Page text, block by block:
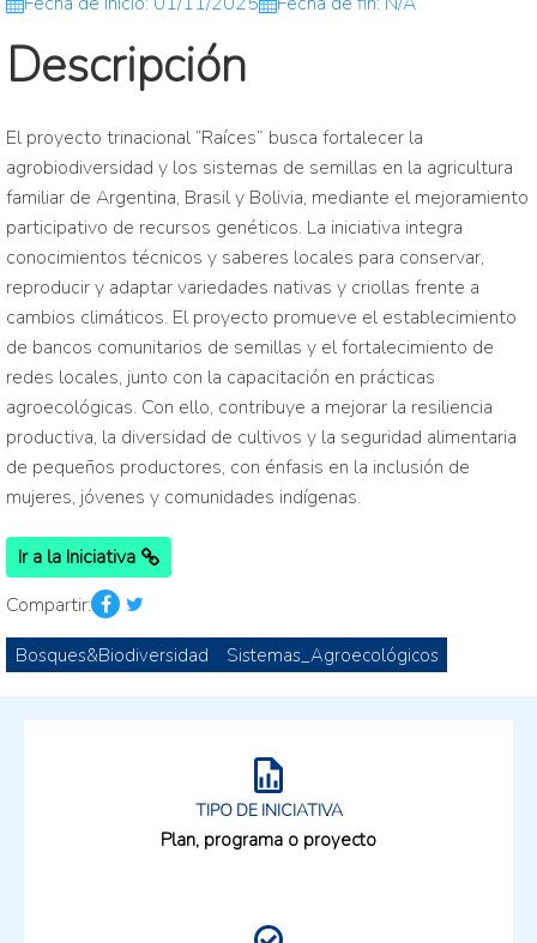
Descripción
El proyecto trinacional “Raíces” busca fortalecer la
agrobiodiversidad y los sistemas de semillas en la agricultura
familiar de Argentina, Brasil y Bolivia, mediante el mejoramiento
participativo de recursos genéticos. La iniciativa integra
conocimientos técnicos y saberes locales para conservar,
reproducir y adaptar variedades nativas y criollas frente a
cambios climáticos. El proyecto promueve el establecimiento
de bancos comunitarios de semillas y el fortalecimiento de
redes locales, junto con la capacitación en prácticas
agroecológicas. Con ello, contribuye a mejorar la resiliencia
productiva, la diversidad de cultivos y la seguridad alimentaria
de pequeños productores, con énfasis en la inclusión de
mujeres, jóvenes y comunidades indígenas.
Ir a la Iniciativa
Compartir:
Bosques&Biodiversidad Sistemas_Agroecológicos
TIPO DE INICIATIVA
Plan, programa o proyecto